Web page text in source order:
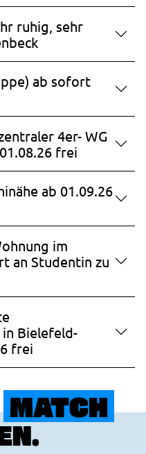
ruhig, sehr
ab sofort
4er- WG
frei
ab 01.09.26
im
an Studentin zu
Bielefeld-
frei
MATCH